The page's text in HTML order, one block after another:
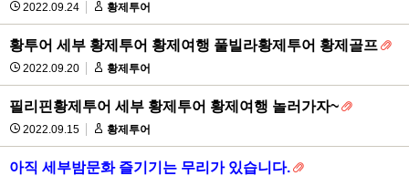
2022.09.24 황제투어
황투어 세부 황제투어 황제여행 풀빌라황제투어 황제골프
2022.09.20 황제투어
필리핀황제투어 세부 황제투어 황제여행 놀러가자~
2022.09.15 황제투어
아직 세부밤문화 즐기기는 무리가 있습니다.